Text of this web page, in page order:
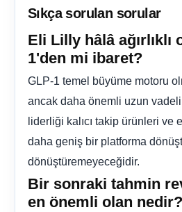
Sıkça sorulan sorular
Eli Lilly hâlâ ağırlıklı
1'den mi ibaret?
GLP-1 temel büyüme motoru
ancak daha önemli uzun
liderliği kalıcı takip ürünleri ve
daha geniş bir platforma
dönüştüremeyeceğidir.
Bir sonraki tahmin
en önemli olan nedir?